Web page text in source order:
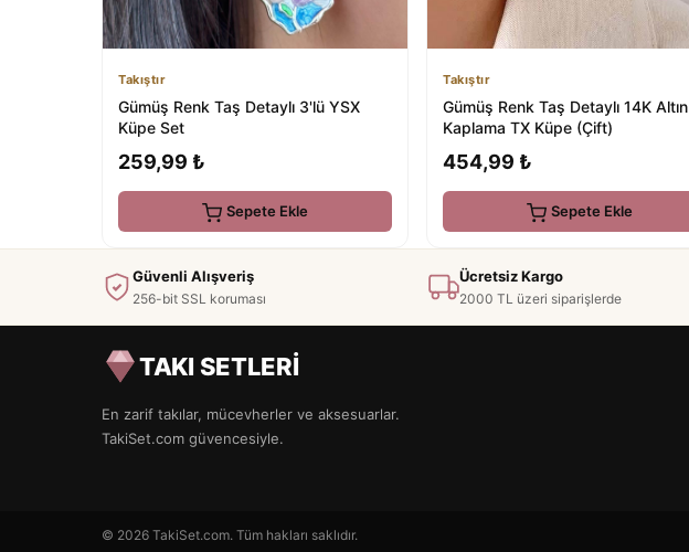
Takıştır
Gümüş Renk Taş Detaylı 3'lü YSX
Küpe Set
259,99 ₺
Sepete Ekle
Takıştır
Gümüş Renk Taş Detaylı 14K Altın
Kaplama TX Küpe (Çift)
454,99 ₺
Sepete Ekle
Güvenli Alışveriş
256-bit SSL koruması
Ücretsiz Kargo
2000 TL üzeri siparişlerde
TAKI SETLERİ
En zarif takılar, mücevherler ve aksesuarlar.
TakiSet.com güvencesiyle.
© 2026 TakiSet.com. Tüm hakları saklıdır.